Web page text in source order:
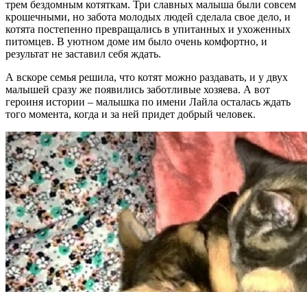
трем бездомным котяткам. Три славных малыша были совсем
крошечными, но забота молодых людей сделала свое дело, и
котята постепенно превращались в упитанных и ухоженных
питомцев. В уютном доме им было очень комфортно, и
результат не заставил себя ждать.
А вскоре семья решила, что котят можно раздавать, и у двух
малышей сразу же появились заботливые хозяева. А вот
героиня истории – малышка по имени Лайла осталась ждать
того момента, когда и за ней придет добрый человек.